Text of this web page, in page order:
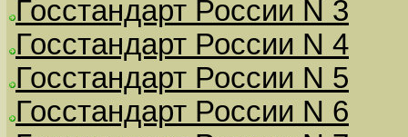
Госстандарт России N 3
Госстандарт России N 4
Госстандарт России N 5
Госстандарт России N 6